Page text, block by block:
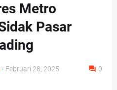
Metro
Pasar
- Februari 28, 2025 0